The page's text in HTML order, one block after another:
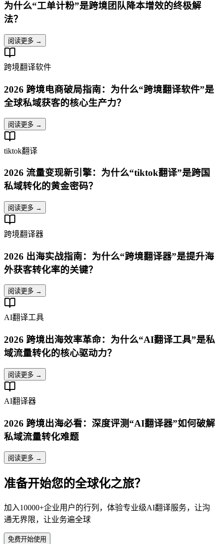
为什么“工单计粉”是跨境团队降本增效的终极解
法？
阅读更多 →
跨境翻译软件
2026 跨境电商破局指南：为什么“跨境翻译软件”是
全球私域获客的核心生产力？
阅读更多 →
tiktok翻译
2026 流量变现新引擎：为什么“tiktok翻译”是跨国
私域转化的黄金密码？
阅读更多 →
跨境翻译器
2026 出海实战指南：为什么“跨境翻译器”是提升海
外获客转化率的关键？
阅读更多 →
AI翻译工具
2026 跨境出海效率革命：为什么“AI翻译工具”是私
域流量转化的核心驱动力？
阅读更多 →
AI翻译器
2026 跨境出海必看：深度评测“AI翻译器”如何破解
私域流量转化难题
阅读更多 →
准备开始您的全球化之旅？
加入10000+企业用户的行列，体验专业级AI翻译服务，让沟
通无界限，让业务遍全球
免费开始使用